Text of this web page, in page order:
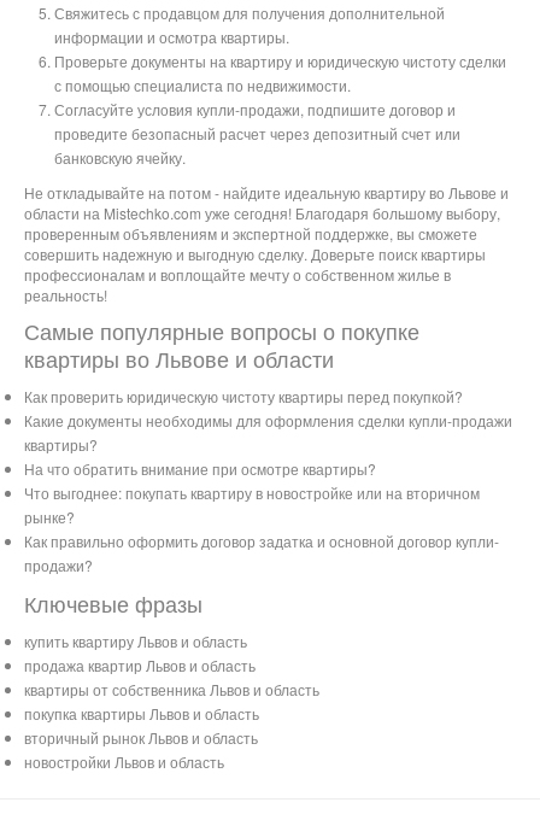
Свяжитесь с продавцом для получения дополнительной
информации и осмотра квартиры.
Проверьте документы на квартиру и юридическую чистоту сделки
с помощью специалиста по недвижимости.
Согласуйте условия купли-продажи, подпишите договор и
проведите безопасный расчет через депозитный счет или
банковскую ячейку.
Не откладывайте на потом - найдите идеальную квартиру во Львове и
области на Mistechko.com уже сегодня! Благодаря большому выбору,
проверенным объявлениям и экспертной поддержке, вы сможете
совершить надежную и выгодную сделку. Доверьте поиск квартиры
профессионалам и воплощайте мечту о собственном жилье в
реальность!
Самые популярные вопросы о покупке
квартиры во Львове и области
Как проверить юридическую чистоту квартиры перед покупкой?
Какие документы необходимы для оформления сделки купли-продажи
квартиры?
На что обратить внимание при осмотре квартиры?
Что выгоднее: покупать квартиру в новостройке или на вторичном
рынке?
Как правильно оформить договор задатка и основной договор купли-
продажи?
Ключевые фразы
купить квартиру Львов и область
продажа квартир Львов и область
квартиры от собственника Львов и область
покупка квартиры Львов и область
вторичный рынок Львов и область
новостройки Львов и область